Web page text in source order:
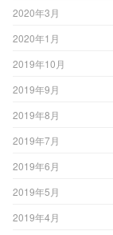
2020年3月
2020年1月
2019年10月
2019年9月
2019年8月
2019年7月
2019年6月
2019年5月
2019年4月